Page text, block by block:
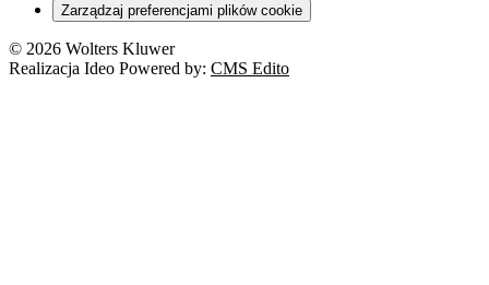
Zarządzaj preferencjami plików cookie
© 2026 Wolters Kluwer
Realizacja Ideo Powered by: CMS Edito